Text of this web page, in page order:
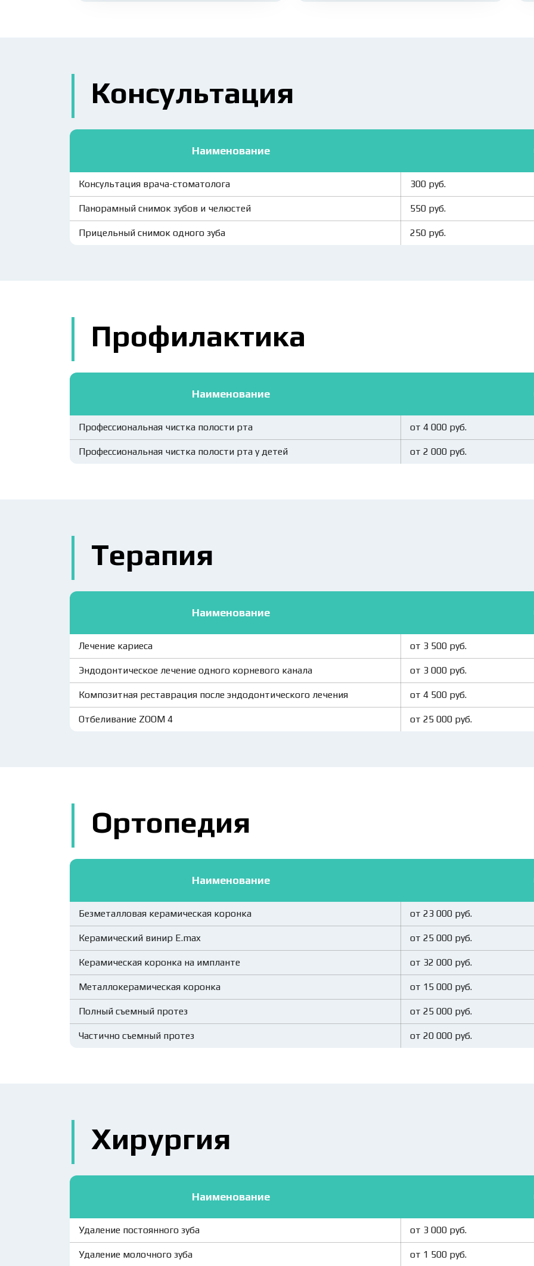
Консультация
Наименование
Консультация врача-стоматолога 300 руб.
Панорамный снимок зубов и челюстей 550 руб.
Прицельный снимок одного зуба 250 руб.
Профилактика
Наименование
Профессиональная чистка полости рта от 4 000 руб.
Профессиональная чистка полости рта у детей от 2 000 руб.
Терапия
Наименование
Лечение кариеса от 3 500 руб.
Эндодонтическое лечение одного корневого канала от 3 000 руб.
Композитная реставрация после эндодонтического лечения от 4 500 руб.
Отбеливание ZOOM 4 от 25 000 руб.
Ортопедия
Наименование
Безметалловая керамическая коронка от 23 000 руб.
Керамический винир E.max от 25 000 руб.
Керамическая коронка на импланте от 32 000 руб.
Металлокерамическая коронка от 15 000 руб.
Полный съемный протез от 25 000 руб.
Частично съемный протез от 20 000 руб.
Хирургия
Наименование
Удаление постоянного зуба от 3 000 руб.
Удаление молочного зуба от 1 500 руб.